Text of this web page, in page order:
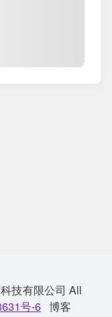
技有限公司 All
号-6 博客